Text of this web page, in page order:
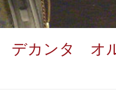
デカンタ オ